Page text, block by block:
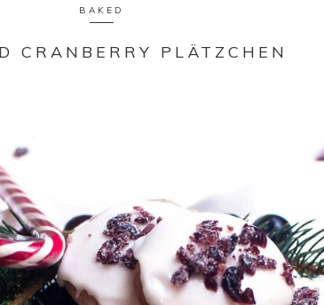
BAKED
CRANBERRY PLÄTZCHEN